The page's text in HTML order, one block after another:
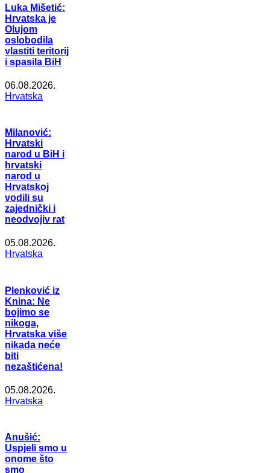
Luka Mišetić:
Hrvatska je
Olujom
oslobodila
vlastiti teritorij
i spasila BiH
06.08.2026.
Hrvatska
Milanović:
Hrvatski
narod u BiH i
hrvatski
narod u
Hrvatskoj
vodili su
zajednički i
neodvojiv rat
05.08.2026.
Hrvatska
Plenković iz
Knina: Ne
bojimo se
nikoga,
Hrvatska više
nikada neće
biti
nezaštićena!
05.08.2026.
Hrvatska
Anušić:
Uspjeli smo u
onome što
smo